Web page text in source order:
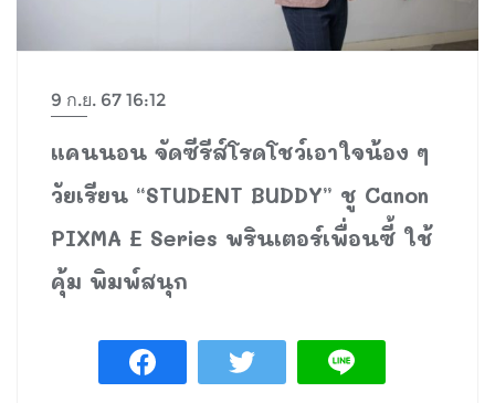
9 ก.ย. 67 16:12
แคนนอน จัดซีรีส์โรดโชว์เอาใจน้อง ๆ
วัยเรียน “STUDENT BUDDY” ชู Canon
PIXMA E Series พรินเตอร์เพื่อนซี้ ใช้
คุ้ม พิมพ์สนุก